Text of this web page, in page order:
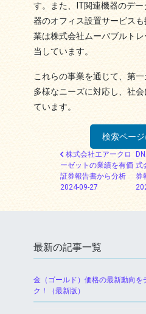
す。また、IT関連機器のデ
器のオフィス設置サービス
業は株式会社ムーバブルト
当しています。
これらの事業を通じて、第
多様なニーズに対応し、社
ています。
検索ペー
投稿ナビゲー
株式会社エアークロ
ーゼットの業績を有価
証券報告書から分析
2024-09-27
式
券
最新の記事一覧
金（ゴールド）価格の最新動向を
ク！（最新版）